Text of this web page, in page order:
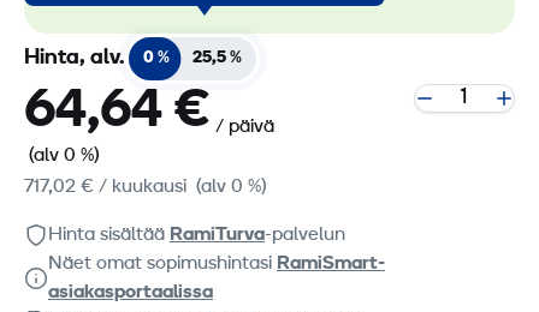
Hinta, alv. 0 % 25,5 %
64,64 € / päivä
(alv 0 %)
717,02 € / kuukausi (alv 0 %)
Hinta sisältää RamiTurva-palvelun
Näet omat sopimushintasi RamiSmart-
asiakasportaalissa